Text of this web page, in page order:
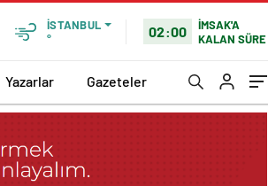
İSTANBUL
°
02:00
İMSAK'A
KALAN SÜRE
Yazarlar Gazeteler